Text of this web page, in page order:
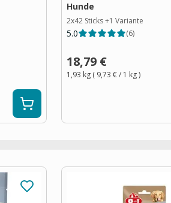
Hunde
2x42 Sticks+1 Variante
5.0 (6)
18,79 €
1,93 kg ( 9,73 €/ 1 kg)